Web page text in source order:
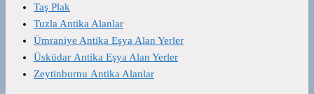
Taş Plak
Tuzla Antika Alanlar
Ümraniye Antika Eşya Alan Yerler
Üsküdar Antika Eşya Alan Yerler
Zeytinburnu Antika Alanlar